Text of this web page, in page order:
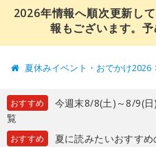
2026年情報へ順次更新し
報もございます。予
夏休みイベント・おでかけ2026
おすすめ
今週末8/8(土)～8/9(
覧
おすすめ 夏に読みたいおすす